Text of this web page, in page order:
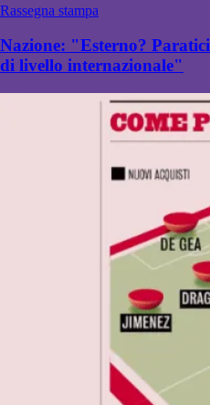
Rassegna stampa
Nazione: "Esterno?
di livello internazionale"